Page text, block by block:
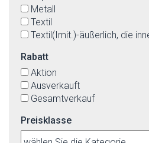
Metall
Textil
Textil(Imit.)-äußerlich, die
Rabatt
Aktion
Ausverkauft
Gesamtverkauf
Preisklasse